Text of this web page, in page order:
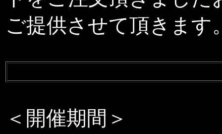
ご提供させて頂きます
＜開催期間＞